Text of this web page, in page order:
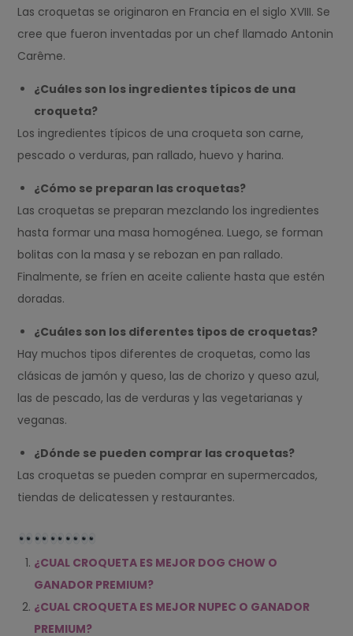
Las croquetas se originaron en Francia en el siglo XVIII. Se
cree que fueron inventadas por un chef llamado Antonin
Carême.
¿Cuáles son los ingredientes típicos de una
croqueta?
Los ingredientes típicos de una croqueta son carne,
pescado o verduras, pan rallado, huevo y harina.
¿Cómo se preparan las croquetas?
Las croquetas se preparan mezclando los ingredientes
hasta formar una masa homogénea. Luego, se forman
bolitas con la masa y se rebozan en pan rallado.
Finalmente, se fríen en aceite caliente hasta que estén
doradas.
¿Cuáles son los diferentes tipos de croquetas?
Hay muchos tipos diferentes de croquetas, como las
clásicas de jamón y queso, las de chorizo y queso azul,
las de pescado, las de verduras y las vegetarianas y
veganas.
¿Dónde se pueden comprar las croquetas?
Las croquetas se pueden comprar en supermercados,
tiendas de delicatessen y restaurantes.
¿CUAL CROQUETA ES MEJOR DOG CHOW O
GANADOR PREMIUM?
¿CUAL CROQUETA ES MEJOR NUPEC O GANADOR
PREMIUM?